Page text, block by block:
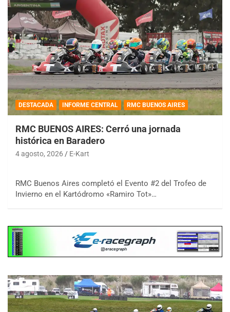
DESTACADA INFORME CENTRAL RMC BUENOS AIRES
RMC BUENOS AIRES: Cerró una jornada
histórica en Baradero
4 agosto, 2026 E-Kart
RMC Buenos Aires completó el Evento #2 del Trofeo de
Invierno en el Kartódromo «Ramiro Tot»…